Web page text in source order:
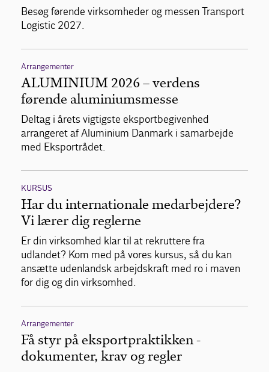
Besøg førende virksomheder og messen Transport
Logistic 2027.
Arrangementer
ALUMINIUM 2026 – verdens
førende aluminiumsmesse
Deltag i årets vigtigste eksportbegivenhed
arrangeret af Aluminium Danmark i samarbejde
med Eksportrådet.
KURSUS
Har du internationale medarbejdere?
Vi lærer dig reglerne
Er din virksomhed klar til at rekruttere fra
udlandet? Kom med på vores kursus, så du kan
ansætte udenlandsk arbejdskraft med ro i maven
for dig og din virksomhed.
Arrangementer
Få styr på eksportpraktikken -
dokumenter, krav og regler